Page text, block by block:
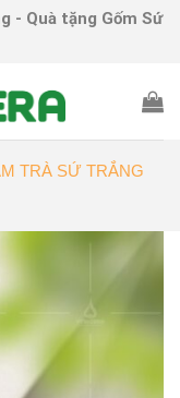
- Quà tặng Gốm Sứ
TRÀ SỨ TRẮNG